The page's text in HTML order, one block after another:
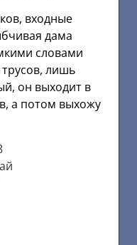
входные
дама
словами
лишь
он выходит в
а потом выхожу